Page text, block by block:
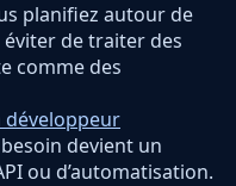
planifiez autour de
de traiter des
comme des
devient un
ou d’automatisation.